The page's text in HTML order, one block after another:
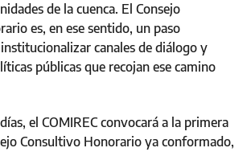
de la cuenca. El Consejo
es, en ese sentido, un paso
canales de diálogo y
públicas que recojan ese camino
el COMIREC convocará a la primera
Consultivo Honorario ya conformado,